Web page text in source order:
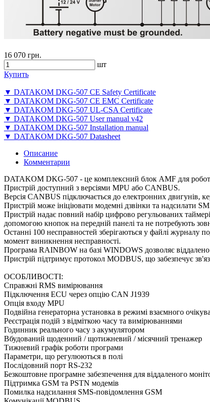
16 070 грн.
шт
Купить
▼ DATAKOM DKG-507 CE Safety Certificate
▼ DATAKOM DKG-507 CE EMC Certificate
▼ DATAKOM DKG-507 UL-CSA Certificate
▼ DATAKOM DKG-507 User manual v42
▼ DATAKOM DKG-507 Installation manual
▼ DATAKOM DKG-507 Datasheet
Описание
Комментарии
DATAKOM DKG-507 - це комплексний блок AMF для
Пристрій доступний з версіями MPU або CANBUS.
Версія CANBUS підключається до електронних двигунів,
Пристрій може ініціювати модемні дзвінки та надсилати
Пристрій надає повний набір цифрово регульованих
допомогою кнопок на передній панелі та не потребують
Останні 100 несправностей зберігаються у файлі журналу
момент виникнення несправності.
Програма RAINBOW на базі WINDOWS дозволяє
Пристрій підтримує протокол MODBUS, що забезпечує
ОСОБЛИВОСТІ:
Справжні RMS вимірювання
Підключення ECU через опцію CAN J1939
Опція входу MPU
Подвійна генераторна установка в режимі взаємного
Реєстрація подій з відміткою часу та вимірюваннями
Годинник реального часу з акумулятором
Вбудований щоденний / щотижневий / місячний тренажер
Тижневий графік роботи програми
Параметри, що регулюються в полі
Послідовний порт RS-232
Безкоштовне програмне забезпечення для віддаленого
Підтримка GSM та PSTN модемів
Помилка надсилання SMS-повідомлення GSM